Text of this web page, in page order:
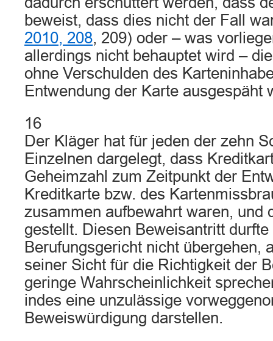
beweist, dass dies nicht der Fall
2010, 208, 209) oder – was
allerdings nicht behauptet wird –
ohne Verschulden des
Entwendung der Karte ausgespäht
16
Der Kläger hat für jeden der zehn
Einzelnen dargelegt, dass
Geheimzahl zum Zeitpunkt der
Kreditkarte bzw. des
zusammen aufbewahrt waren, und
gestellt. Diesen Beweisantritt durfte
Berufungsgericht nicht übergehen,
seiner Sicht für die Richtigkeit der
geringe Wahrscheinlichkeit
indes eine unzulässige
Beweiswürdigung darstellen.